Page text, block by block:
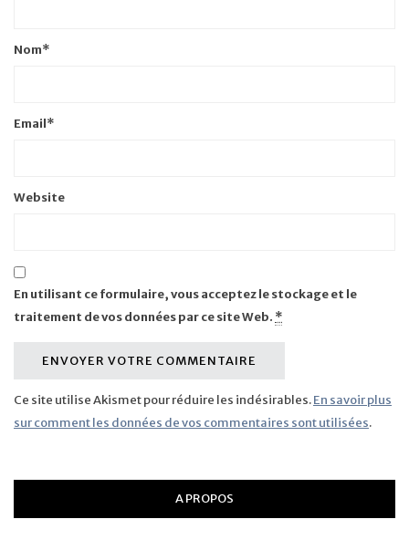
Nom*
Email*
Website
En utilisant ce formulaire, vous acceptez le stockage et le
traitement de vos données par ce site Web. *
Ce site utilise Akismet pour réduire les indésirables.En savoir plus
sur comment les données de vos commentaires sont utilisées.
A PROPOS